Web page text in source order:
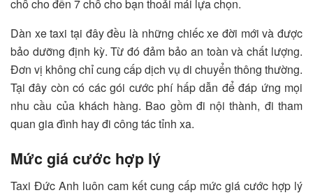
chỗ cho đến 7 chỗ cho bạn thoải mái lựa chọn.
Dàn xe taxi tại đây đều là những chiếc xe đời mới và được
bảo dưỡng định kỳ. Từ đó đảm bảo an toàn và chất lượng.
Đơn vị không chỉ cung cấp dịch vụ di chuyển thông thường.
Tại đây còn có các gói cước phí hấp dẫn để đáp ứng mọi
nhu cầu của khách hàng. Bao gồm đi nội thành, đi tham
quan gia đình hay đi công tác tỉnh xa.
Mức giá cước hợp lý
Taxi Đức Anh luôn cam kết cung cấp mức giá cước hợp lý